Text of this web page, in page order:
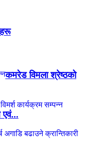
कमरेड विमला श्रेष्ठको
एवं...